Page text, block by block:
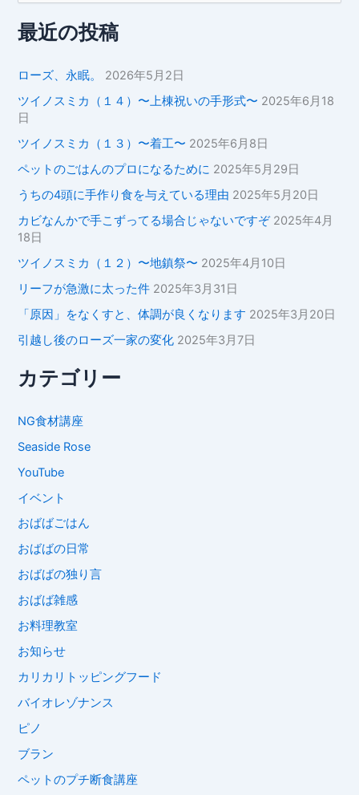
象
:最近の投稿
ローズ、永眠。
2026年5月2日
ツイノスミカ（１４）〜上棟祝いの手形式〜 2025年6月18
日
ツイノスミカ（１３）〜着工〜 2025年6月8日
ペットのごはんのプロになるために 2025年5月29日
うちの4頭に手作り食を与えている理由 2025年5月20日
カビなんかで手こずってる場合じゃないですぞ 2025年4月
18日
ツイノスミカ（１２）〜地鎮祭〜 2025年4月10日
リーフが急激に太った件 2025年3月31日
「原因」をなくすと、体調が良くなります 2025年3月20日
引越し後のローズ一家の変化 2025年3月7日
カテゴリー
NG食材講座
Seaside Rose
YouTube
イベント
おばばごはん
おばばの日常
おばばの独り言
おばば雑感
お料理教室
お知らせ
カリカリトッピングフード
バイオレゾナンス
ピノ
ブラン
ペットのプチ断食講座